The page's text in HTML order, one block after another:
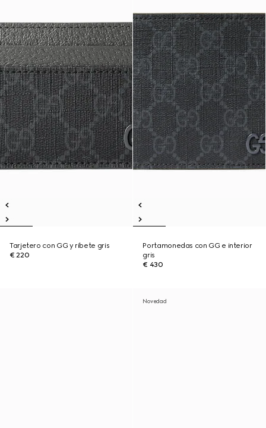
Tarjetero con GG y ribete gris
€ 220
Portamonedas con GG e interior
gris
€ 430
Novedad